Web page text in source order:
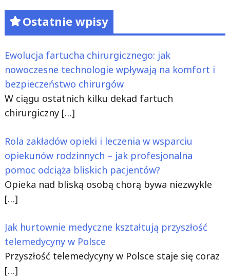
Ostatnie wpisy
Ewolucja fartucha chirurgicznego: jak
nowoczesne technologie wpływają na komfort i
bezpieczeństwo chirurgów
W ciągu ostatnich kilku dekad fartuch
chirurgiczny […]
Rola zakładów opieki i leczenia w wsparciu
opiekunów rodzinnych – jak profesjonalna
pomoc odciąża bliskich pacjentów?
Opieka nad bliską osobą chorą bywa niezwykle
[…]
Jak hurtownie medyczne kształtują przyszłość
telemedycyny w Polsce
Przyszłość telemedycyny w Polsce staje się coraz
[…]